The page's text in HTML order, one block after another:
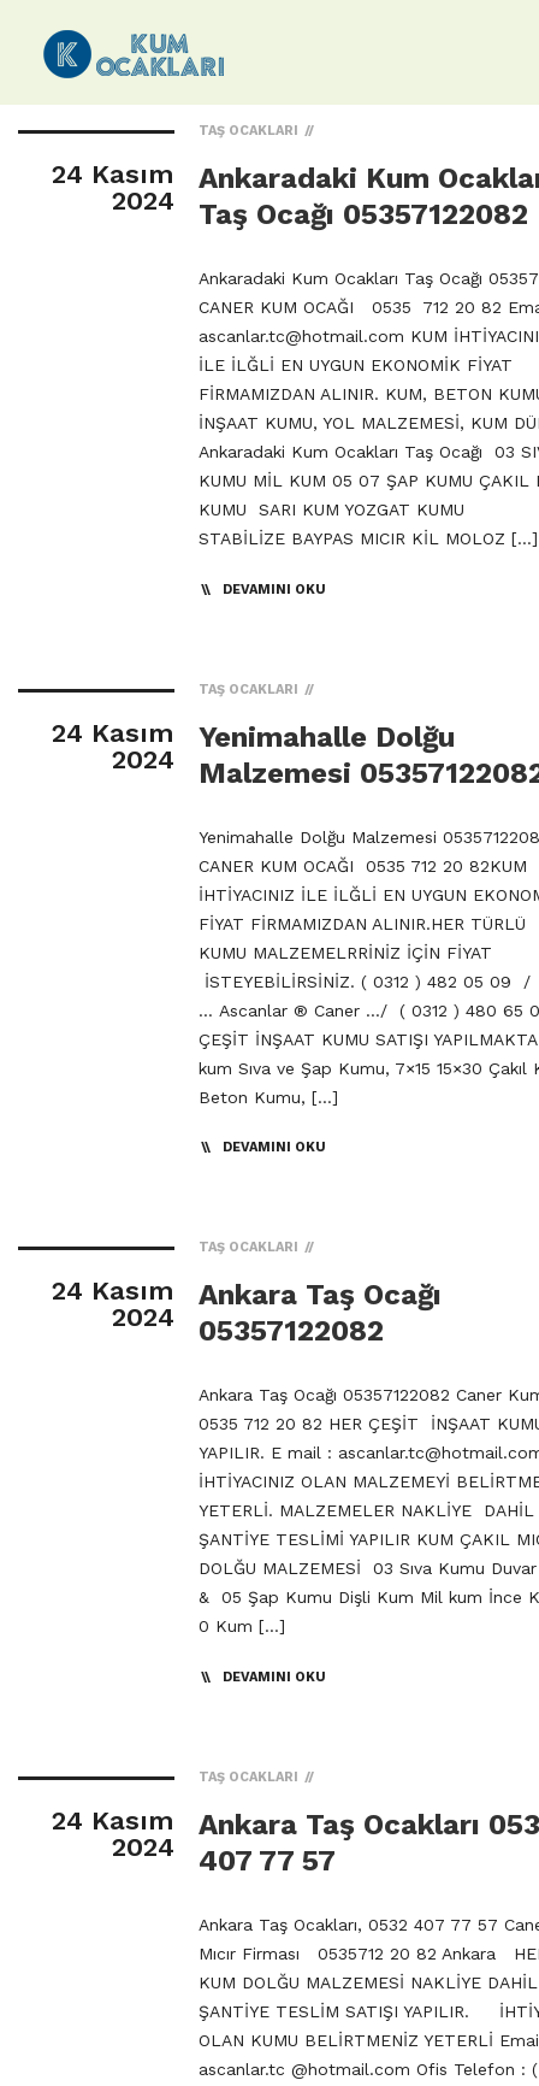
24 Kasım
2024
TAŞ OCAKLARI
Ankaradaki Kum
Taş Ocağı 05357122082
Ankaradaki Kum Ocakları Taş Ocağı
CANER KUM OCAĞI 0535 712 20 82
ascanlar.tc@hotmail.com KUM
İLE İLĞLİ EN UYGUN EKONOMİK FİYAT
FİRMAMIZDAN ALINIR. KUM, BETON
İNŞAAT KUMU, YOL MALZEMESİ, KUM
Ankaradaki Kum Ocakları Taş Ocağı 03
KUMU MİL KUM 05 07 ŞAP KUMU ÇAKIL
KUMU SARI KUM YOZGAT KUMU
STABİLİZE BAYPAS MICIR KİL MOLOZ […]
DEVAMINI OKU
24 Kasım
2024
TAŞ OCAKLARI
Yenimahalle Dolğu
Malzemesi
Yenimahalle Dolğu Malzemesi
CANER KUM OCAĞI 0535 712 20 82KUM
İHTİYACINIZ İLE İLĞLİ EN UYGUN
FİYAT FİRMAMIZDAN ALINIR.HER TÜRLÜ
KUMU MALZEMELRRİNİZ İÇİN FİYAT
İSTEYEBİLİRSİNİZ. ( 0312 ) 482 05 09 /
… Ascanlar ® Caner …/ ( 0312 ) 480 65
ÇEŞİT İNŞAAT KUMU SATIŞI
kum Sıva ve Şap Kumu, 7×15 15×30 Çakıl
Beton Kumu, […]
DEVAMINI OKU
24 Kasım
2024
TAŞ OCAKLARI
Ankara Taş Ocağı
05357122082
Ankara Taş Ocağı 05357122082 Caner
0535 712 20 82 HER ÇEŞİT İNŞAAT
YAPILIR. E mail :
İHTİYACINIZ OLAN MALZEMEYİ
YETERLİ. MALZEMELER NAKLİYE DAHİL
ŞANTİYE TESLİMİ YAPILIR KUM ÇAKIL
DOLĞU MALZEMESİ 03 Sıva Kumu
& 05 Şap Kumu Dişli Kum Mil kum İnce
0 Kum […]
DEVAMINI OKU
24 Kasım
2024
TAŞ OCAKLARI
Ankara Taş Ocakları
407 77 57
Ankara Taş Ocakları, 0532 407 77 57
Mıcır Firması 0535712 20 82 Ankara
KUM DOLĞU MALZEMESİ NAKLİYE
ŞANTİYE TESLİM SATIŞI YAPILIR.
OLAN KUMU BELİRTMENİZ YETERLİ
ascanlar.tc @hotmail.com Ofis Telefon :